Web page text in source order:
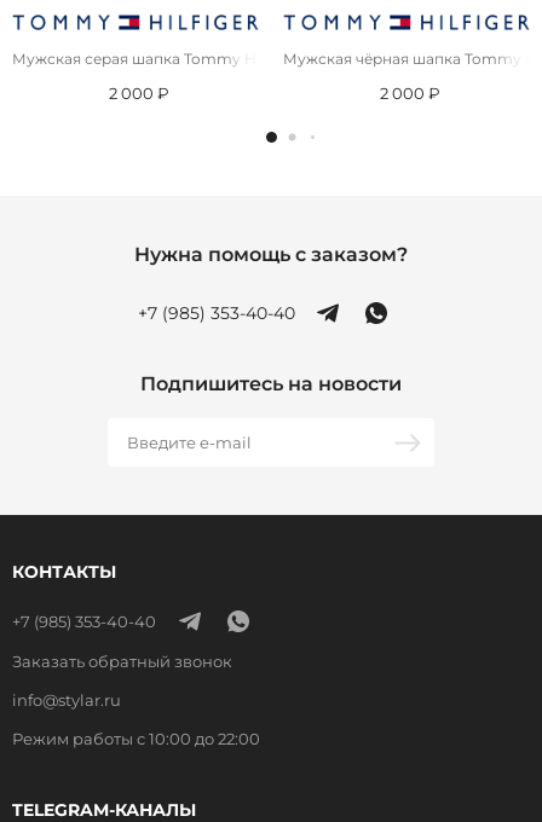
Мужская серая шапка Tommy Hilfiger logo-patch
2 000 ₽
Мужская чёрная шапка Tommy
2 000 ₽
Нужна помощь с заказом?
+7 (985) 353-40-40
Подпишитесь на новости
КОНТАКТЫ
+7 (985) 353-40-40
Заказать обратный звонок
info@stylar.ru
Режим работы с 10:00 до 22:00
TELEGRAM-КАНАЛЫ